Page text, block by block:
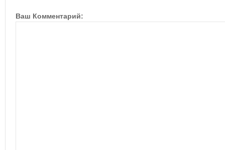
Ваш Комментарий: